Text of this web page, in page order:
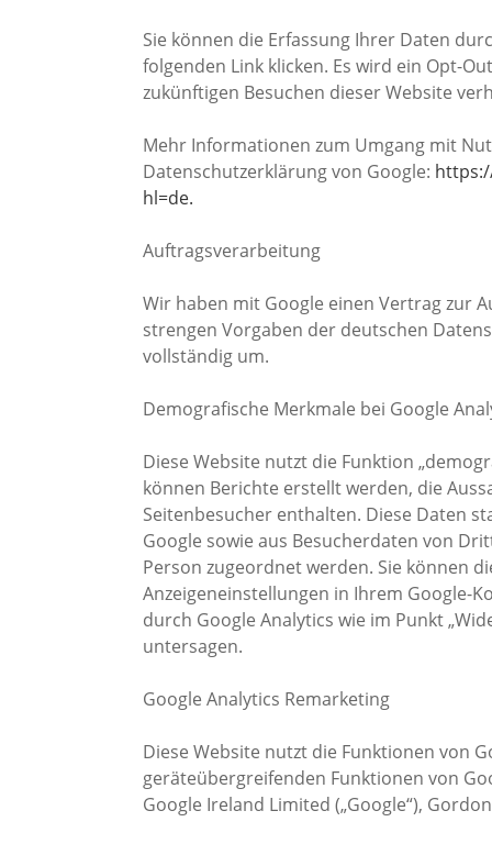
Sie können die Erfassung Ihrer Daten
folgenden Link klicken. Es wird ein Opt-
zukünftigen Besuchen dieser Website
Mehr Informationen zum Umgang mit
Datenschutzerklärung von Google:
hl=de.
Auftragsverarbeitung
Wir haben mit Google einen Vertrag zur
strengen Vorgaben der deutschen
vollständig um.
Demografische Merkmale bei Google
Diese Website nutzt die Funktion
können Berichte erstellt werden, die
Seitenbesucher enthalten. Diese Daten
Google sowie aus Besucherdaten von
Person zugeordnet werden. Sie können
Anzeigeneinstellungen in Ihrem Google-
durch Google Analytics wie im Punkt
untersagen.
Google Analytics Remarketing
Diese Website nutzt die Funktionen von
geräteübergreifenden Funktionen von
Google Ireland Limited („Google“),